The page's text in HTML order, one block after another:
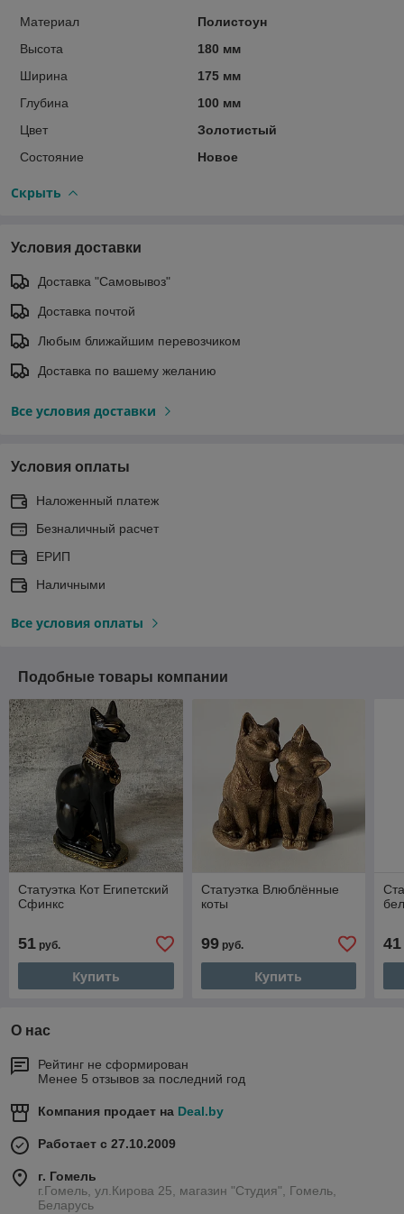
Материал
Полистоун
Высота
180 мм
Ширина
175 мм
Глубина
100 мм
Цвет
Золотистый
Состояние
Новое
Скрыть
Условия доставки
Доставка "Самовывоз"
Доставка почтой
Любым ближайшим перевозчиком
Доставка по вашему желанию
Все условия доставки
Условия оплаты
Наложенный платеж
Безналичный расчет
ЕРИП
Наличными
Все условия оплаты
Подобные товары компании
Статуэтка Кот Египетский
Сфинкс
51 руб.
Купить
Статуэтка Влюблённые
коты
99руб.
Купить
41
О нас
Рейтинг не сформирован
Менее 5 отзывов за последний год
Компания продает на Deal.by
Работает с 27.10.2009
г. Гомель
г.Гомель, ул.Кирова 25, магазин "Студия", Гомель,
Беларусь